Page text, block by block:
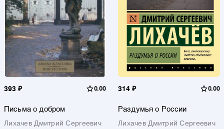
393 ₽ 0.00
Письма о добром
Лихачев Дмитрий Сергеевич
314 ₽ 0.00
Раздумья о России
Лихачев Дмитрий Сергеевич